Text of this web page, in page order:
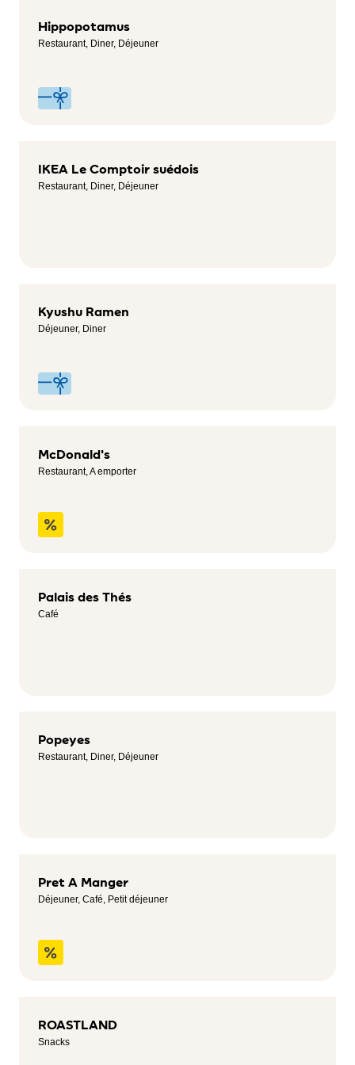
Hippopotamus
Restaurant, Diner, Déjeuner
IKEA Le Comptoir suédois
Restaurant, Diner, Déjeuner
Kyushu Ramen
Déjeuner, Diner
McDonald's
Restaurant, A emporter
Palais des Thés
Café
Popeyes
Restaurant, Diner, Déjeuner
Pret A Manger
Déjeuner, Café, Petit déjeuner
ROASTLAND
Snacks